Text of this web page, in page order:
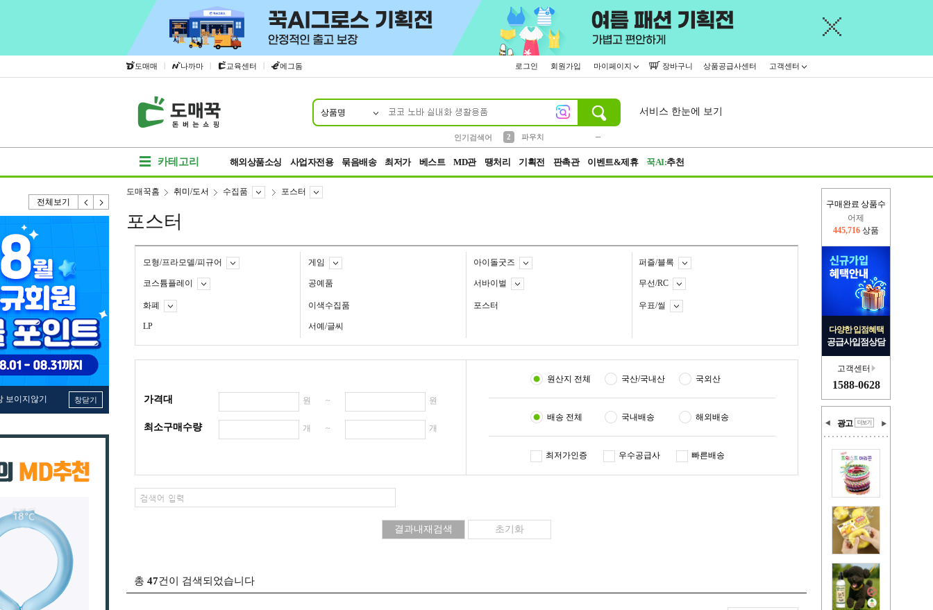
도매매 | 나까마 | 교육센터 | 에그돔 로그인 회원가입 마이페이지 장바구니 상품공급사센터 고객센터
상품명
인기검색어
2
파우치
서비스 한눈에 보기
카테고리 해외상품소싱 사업자전용 묶음배송 최저가 베스트 MD관 땡처리 기획전 판촉관 이벤트&제휴 꾹AI:추천
전체보기
보이지않기 창닫기
구매완료 상품수
오늘(현재)
332,207 상품
다양한 입점혜택
공급사입점상담
고객센터
1588-0628
광고
도매꾹홈 취미/도서 수집품 포스터
포스터
모형/프라모델/피규어 게임 아이돌굿즈 퍼즐/블록
코스튬플레이 공예품 서바이벌 무선/RC
화폐 이색수집품 포스터 우표/씰
LP 서예/글씨
가격대 원 ~ 원
최소구매수량 개 ~ 개
원산지 전체 국산/국내산 국외산
배송 전체 국내배송 해외배송
최저가인증 우수공급사 빠른배송
총 47건이 검색되었습니다